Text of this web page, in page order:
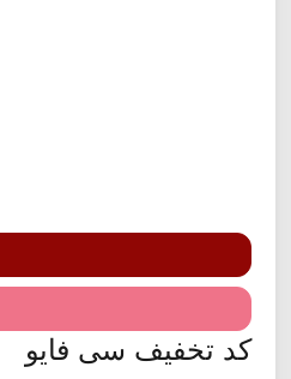
کد تخفیف سی فایو